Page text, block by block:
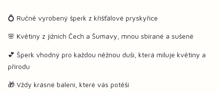
💍 Ručně vyrobený šperk z křišťálové pryskyřice
🌸 Květiny z jižních Čech a Šumavy, mnou sbírané a sušené
💕 Šperk vhodný pro každou něžnou duši, která miluje květiny a
přírodu
🎁 Vždy krásné balení, které vás potěší